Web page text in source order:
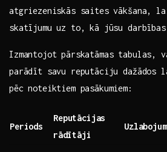
atgriezeniskās saites vākšana,
skatījumu uz to, kā jūsu
Izmantojot pārskatāmas tabulas,
parādīt savu reputāciju dažādos
pēc‍ noteiktiem pasākumiem:
Periods
Reputācijas
⁣rādītāji